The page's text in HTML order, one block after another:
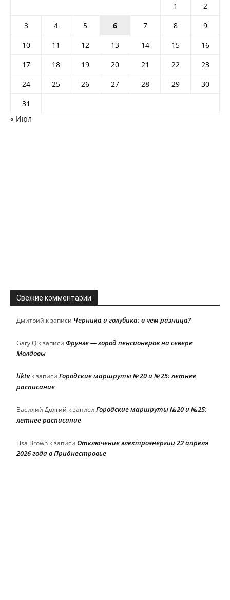
1
2
3
4 5 6 7 8
9
10
11 12 13 14 15
16
17
18 19 20 21 22
23
24
25 26 27 28 29
30
31
« Июл
Свежие комментарии
Дмитрий к записи Черника и голубика: в чем разница?
Gary Q к записи Фрунзе — город пенсионеров на севере
Молдовы
liktvк записи Городские маршруты №20 и №25: летнее
расписание
Василий Долгий к записи Городские маршруты №20 и №25:
летнее расписание
Lisa Brown к записи Отключение электроэнергии 22 апреля
2026 года в Приднестровье